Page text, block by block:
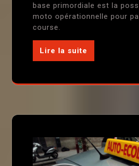
base primordiale est la
moto opérationnelle pour
course.
Lire la suite